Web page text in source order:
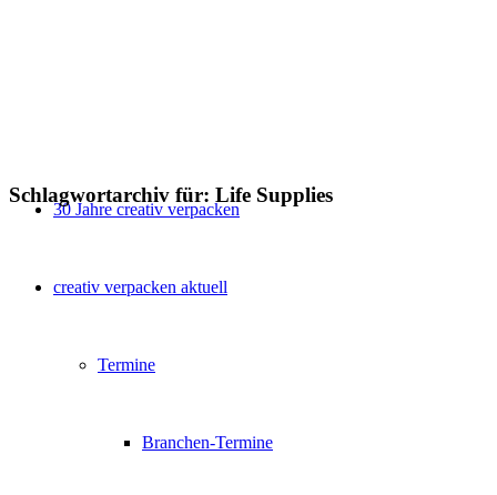
30 Jahre creativ verpacken
creativ verpacken aktuell
Termine
Branchen-Termine
Schlagwortarchiv für: Life Supplies